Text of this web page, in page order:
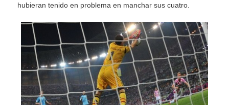
hubieran tenido en problema en manchar sus cuatro.